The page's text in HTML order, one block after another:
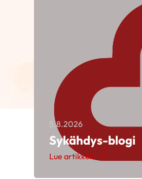
5.8.2026
Sykähdys-blogi
Lue artikkeli